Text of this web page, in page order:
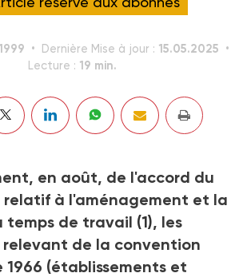
Dernière Mise à jour : 15.05.2025
Lecture : 19 min.
en août, de l'accord du
relatif à l'aménagement et la
temps de travail (1), les
relevant de la convention
(établissements et